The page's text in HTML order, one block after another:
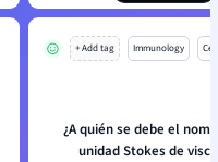
+ Add tag Immunology
¿A quién se debe el
unidad Stokes de